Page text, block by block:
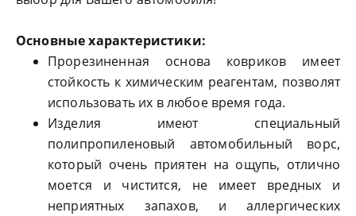
Основные характеристики:
Прорезиненная основа ковриков имеет
стойкость к химическим реагентам, позволят
использовать их в любое время года.
Изделия имеют специальный
полипропиленовый автомобильный ворс,
который очень приятен на ощупь, отлично
моется и чистится, не имеет вредных и
неприятных запахов, и аллергических